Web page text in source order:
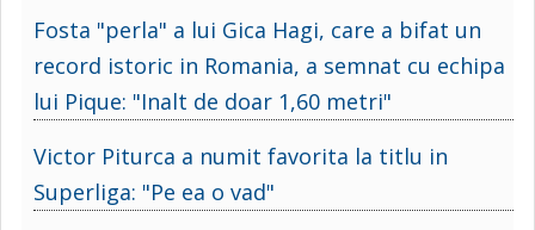
Fosta "perla" a lui Gica Hagi, care a bifat un
record istoric in Romania, a semnat cu echipa
lui Pique: "Inalt de doar 1,60 metri"
Victor Piturca a numit favorita la titlu in
Superliga: "Pe ea o vad"